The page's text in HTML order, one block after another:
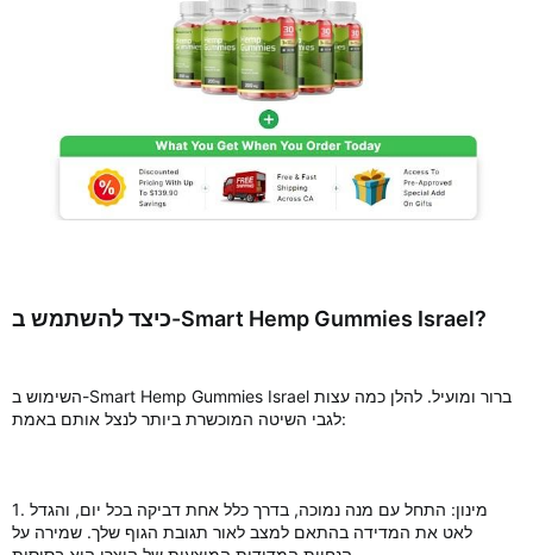
כיצד להשתמש ב-Smart Hemp Gummies Israel?
השימוש ב-Smart Hemp Gummies Israel ברור ומועיל. להלן כמה עצות
לגבי השיטה המוכשרת ביותר לנצל אותם באמת:
1. מינון: התחל עם מנה נמוכה, בדרך כלל אחת דביקה בכל יום, והגדל
לאט את המדידה בהתאם למצב לאור תגובת הגוף שלך. שמירה על